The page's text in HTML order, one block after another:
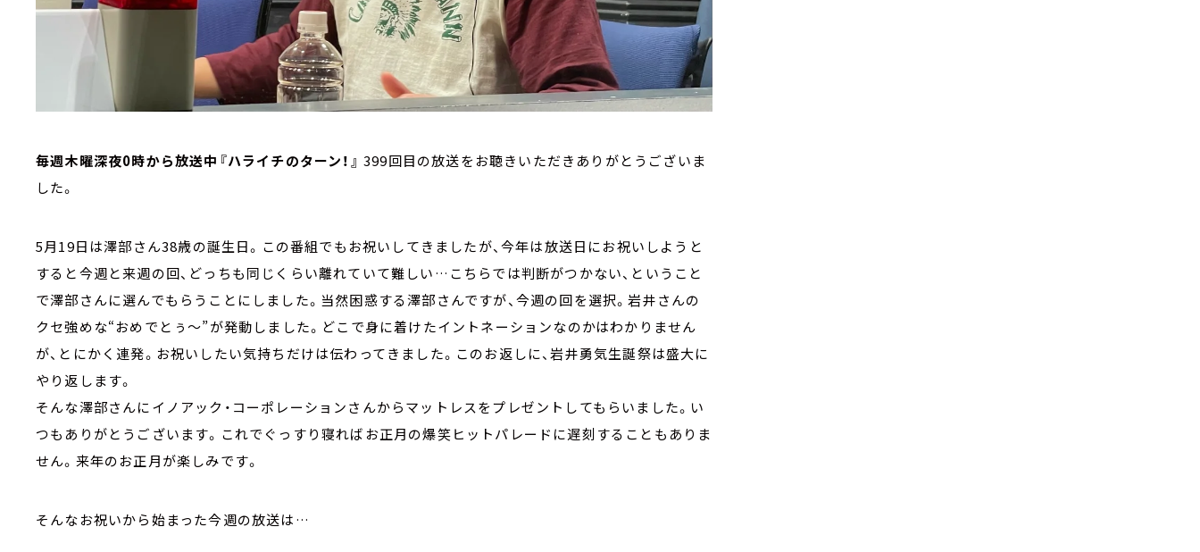
毎週木曜深夜0時から放送中『ハライチのターン！』 399回目の放送をお聴きいただきありがとうございま
した。
5月19日は澤部さん38歳の誕生日。この番組でもお祝いしてきましたが、今年は放送日にお祝いしようと
すると今週と来週の回、どっちも同じくらい離れていて難しい…こちらでは判断がつかない、ということ
で澤部さんに選んでもらうことにしました。当然困惑する澤部さんですが、今週の回を選択。岩井さんの
クセ強めな“おめでとぅ～”が発動しました。どこで身に着けたイントネーションなのかはわかりません
が、とにかく連発。お祝いしたい気持ちだけは伝わってきました。このお返しに、岩井勇気生誕祭は盛大に
やり返します。
そんな澤部さんにイノアック・コーポレーションさんからマットレスをプレゼントしてもらいました。い
つもありがとうございます。これでぐっすり寝ればお正月の爆笑ヒットパレードに遅刻することもありま
せん。来年のお正月が楽しみです。
そんなお祝いから始まった今週の放送は…